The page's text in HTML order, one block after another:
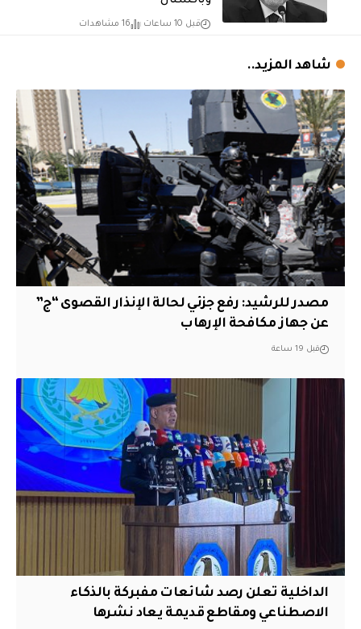
قبل 10 ساعات 16 مشاهدات
شاهد المزيد..
مصدر للرشيد: رفع جزئي لحالة الإنذار القصوى “ج”
عن جهاز مكافحة الإرهاب
قبل 19 ساعة
الداخلية تعلن رصد شائعات مفبركة بالذكاء
الاصطناعي ومقاطع قديمة يعاد نشرها